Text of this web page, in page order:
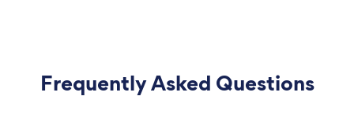
Frequently Asked Questions